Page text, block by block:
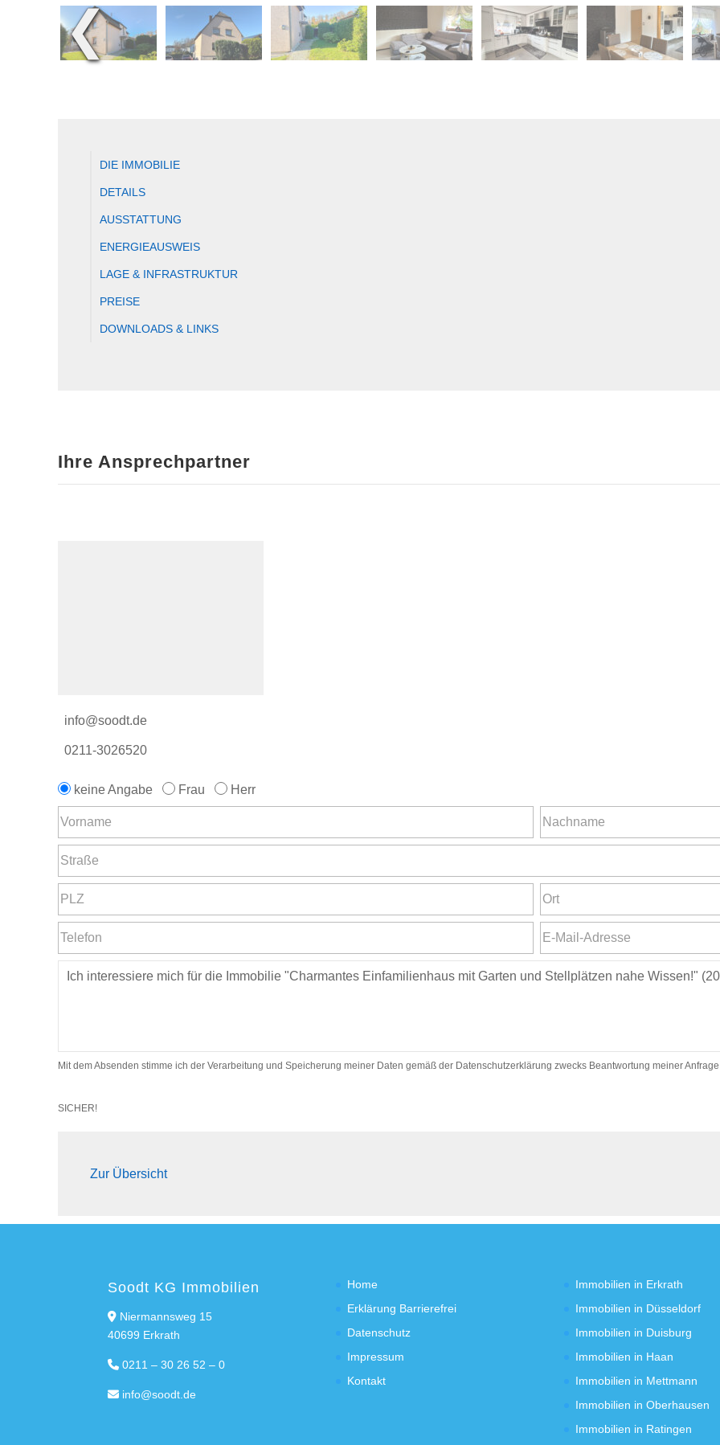
❮
DIE IMMOBILIE
DETAILS
AUSSTATTUNG
ENERGIEAUSWEIS
LAGE & INFRASTRUKTUR
PREISE
DOWNLOADS & LINKS
Ihre Ansprechpartner
info@soodt.de
0211-3026520
keine Angabe Frau Herr
Mit dem Absenden stimme ich der Verarbeitung und Speicherung meiner Daten gemäß der Datenschutzerklärung zwecks Beantwortung meiner
SICHER!
Zur Übersicht
Soodt KG Immobilien
Niermannsweg 15
40699 Erkrath
0211 – 30 26 52 – 0
info@soodt.de
Home
Erklärung Barrierefrei
Datenschutz
Impressum
Kontakt
Immobilien in Erkrath
Immobilien in Düsseldorf
Immobilien in Duisburg
Immobilien in Haan
Immobilien in Mettmann
Immobilien in Oberhausen
Immobilien in Ratingen